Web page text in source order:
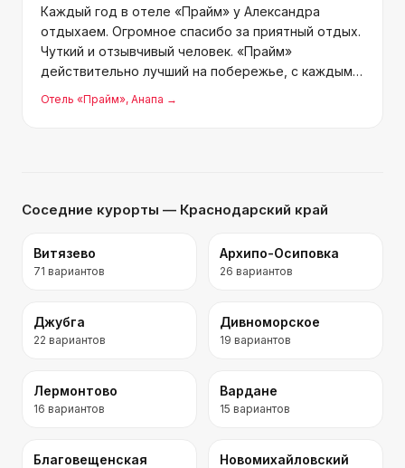
Каждый год в отеле «Прайм» у Александра
отдыхаем. Огромное спасибо за приятный отдых.
Чуткий и отзывчивый человек. «Прайм»
действительно лучший на побережье, с каждым
годом лучше становится. Номера чистые,
комфортные и уютные. Персонал вежливый,
Отель «Прайм», Анапа →
Соседние курорты — Краснодарский край
Витязево
71 вариантов
Архипо-Осиповка
26 вариантов
Джубга
22 вариантов
Дивноморское
19 вариантов
Лермонтово
16 вариантов
Вардане
15 вариантов
Благовещенская Новомихайловский